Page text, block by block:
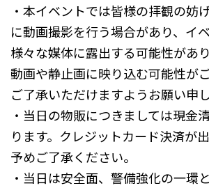
・本イベントでは皆様の拝観の妨
に動画撮影を行う場合があり、イ
様々な媒体に露出する可能性があ
動画や静止画に映り込む可能性が
ご了承いただけますようお願い申し
・当日の物販につきましては現金
ります。クレジットカード決済が
予めご了承ください。
・当日は安全面、警備強化の一環